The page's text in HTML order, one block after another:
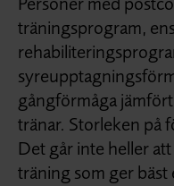
träningsprogram,
gångförmåga
tränar. Storleken på
Det går inte heller
träning som ger bäst